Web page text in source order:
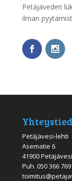
Petäjäveden
ilman
Petäjävesi-lehti
Asematie 6
41900 Petäjävesi
Puh. 050 366